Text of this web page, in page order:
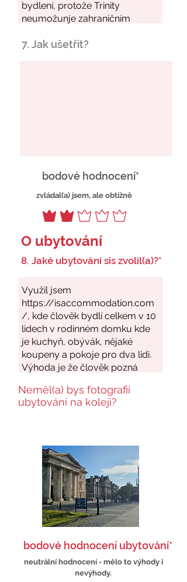
7. Jak ušetřit?
bodové hodnocení*
zvládal(a) jsem, ale obtížně
O ubytování
8. Jaké ubytování sis zvolil(a)?*
Neměl(a) bys fotografii
ubytování na koleji?
bodové hodnocení ubytování*
neutrální hodnocení - mělo to výhody i
nevýhody.